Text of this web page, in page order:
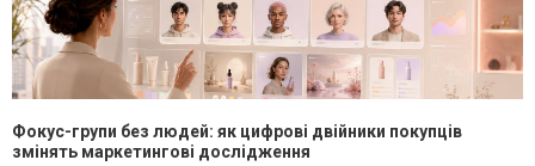
Фокус-групи без людей: як цифрові двійники покупців
змінять маркетингові дослідження